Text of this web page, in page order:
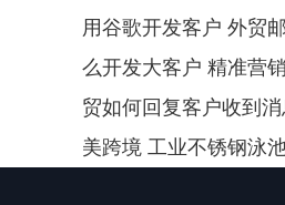
用谷歌开发客户 外贸
么开发大客户 精准营
贸如何回复客户收到
美跨境 工业不锈钢泳